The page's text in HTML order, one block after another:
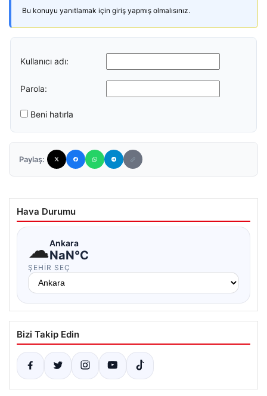
Bu konuyu yanıtlamak için giriş yapmış olmalısınız.
Kullanıcı adı:
Parola:
Beni hatırla
Paylaş:
Hava Durumu
☁Ankara
NaN°C
ŞEHIR SEÇ
Bizi Takip Edin